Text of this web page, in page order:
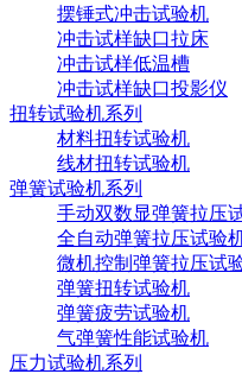
摆锤式冲击试验机
冲击试样缺口拉床
冲击试样低温槽
冲击试样缺口投影仪
扭转试验机系列
材料扭转试验机
线材扭转试验机
弹簧试验机系列
手动双数显弹簧拉压
全自动弹簧拉压试验
微机控制弹簧拉压试
弹簧扭转试验机
弹簧疲劳试验机
气弹簧性能试验机
压力试验机系列